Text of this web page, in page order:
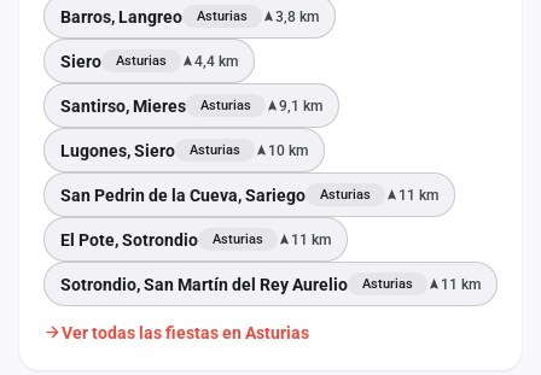
Barros, Langreo Asturias 3,8 km
Siero Asturias 4,4 km
Santirso, Mieres Asturias 9,1 km
Lugones, Siero Asturias 10 km
San Pedrin de la Cueva, Sariego Asturias 11 km
El Pote, Sotrondio Asturias 11 km
Sotrondio, San Martín del Rey Aurelio Asturias 11 km
Ver todas las fiestas en Asturias